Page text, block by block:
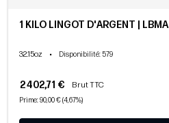
1 KILO LINGOT D'ARGENT | LBMA
32.15oz • Disponibilité: 579
2 402,71 € Brut TTC
Prime: 90,00 € (4,67%)